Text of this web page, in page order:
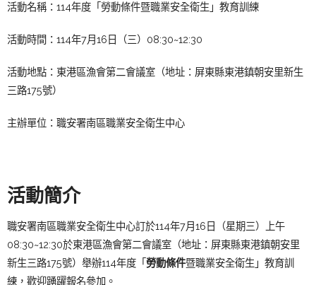
活動名稱：114年度「勞動條件暨職業安全衛生」教育訓練
活動時間：114年7月16日（三）08:30~12:30
活動地點：東港區漁會第二會議室（地址：屏東縣東港鎮朝安里新生
三路175號）
主辦單位：職安署南區職業安全衛生中心
活動簡介
職安署南區職業安全衛生中心訂於114年7月16日（星期三）上午
08:30~12:30於東港區漁會第二會議室（地址：屏東縣東港鎮朝安里
新生三路175號）舉辦114年度「勞動條件暨職業安全衛生」教育訓
練，歡迎踴躍報名參加。